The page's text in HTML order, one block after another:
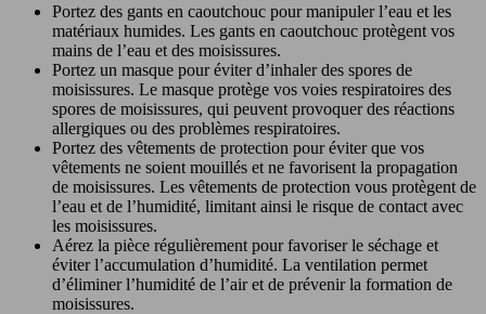
Portez des gants en caoutchouc pour manipuler l’eau et les
matériaux humides. Les gants en caoutchouc protègent vos
mains de l’eau et des moisissures.
Portez un masque pour éviter d’inhaler des spores de
moisissures. Le masque protège vos voies respiratoires des
spores de moisissures, qui peuvent provoquer des réactions
allergiques ou des problèmes respiratoires.
Portez des vêtements de protection pour éviter que vos
vêtements ne soient mouillés et ne favorisent la propagation
de moisissures. Les vêtements de protection vous protègent de
l’eau et de l’humidité, limitant ainsi le risque de contact avec
les moisissures.
Aérez la pièce régulièrement pour favoriser le séchage et
éviter l’accumulation d’humidité. La ventilation permet
d’éliminer l’humidité de l’air et de prévenir la formation de
moisissures.